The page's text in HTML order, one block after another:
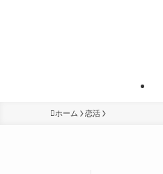
ホーム 恋活